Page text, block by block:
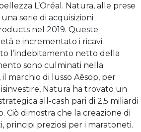
L’Oréal. Natura, alle prese
serie di acquisizioni
nel 2019. Queste
e incrementato i ricavi
l’indebitamento netto della
sono culminati nella
marchio di lusso Aēsop, per
Natura ha trovato un
all-cash pari di 2,5 miliardi
Ciò dimostra che la creazione di
principi preziosi per i maratoneti.